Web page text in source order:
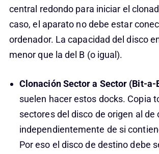
central redondo para iniciar el
caso, el aparato no debe estar
ordenador. La capacidad del disco
menor que la del B (o igual).
Clonación Sector a Sector (Bit-a-
suelen hacer estos docks. Copia
sectores del disco de origen al de
independientemente de si
Por eso el disco de destino debe